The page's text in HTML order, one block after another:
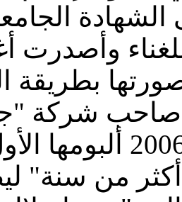
وأصدرت
شركة
ميوزك" سنة 2005 وأنتج لها
من سنة"